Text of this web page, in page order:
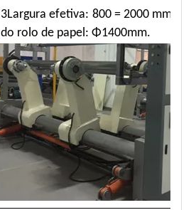
3Largura efetiva: 800 = 2000 mm;
do rolo de papel: Φ1400mm.